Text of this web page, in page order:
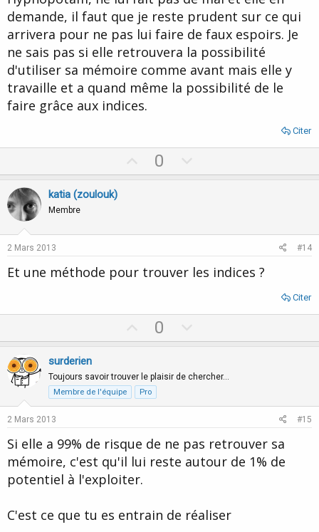
demande, il faut que je reste prudent sur ce qui
arrivera pour ne pas lui faire de faux espoirs. Je
ne sais pas si elle retrouvera la possibilité
d'utiliser sa mémoire comme avant mais elle y
travaille et a quand même la possibilité de le
faire grâce aux indices.
Citer
p
0
o
e
katia (zoulouk)
Membre
2 Mars 2013 #14
Et une méthode pour trouver les indices ?
Citer
p
o
t
e
0
o
n
o
e
surderien
Toujours savoir trouver le plaisir de chercher…
Membre de l'équipe Pro
2 Mars 2013 #15
Si elle a 99% de risque de ne pas retrouver sa
mémoire, c'est qu'il lui reste autour de 1% de
potentiel à l'exploiter.
C'est ce que tu es entrain de réaliser